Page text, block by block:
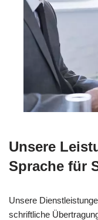
Unsere
Sprache für
Unsere
schriftliche